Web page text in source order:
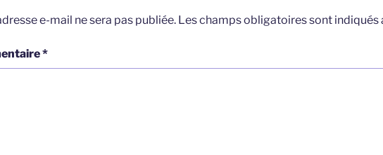
e-mail ne sera pas publiée. Les champs obligatoires sont indiqués
*